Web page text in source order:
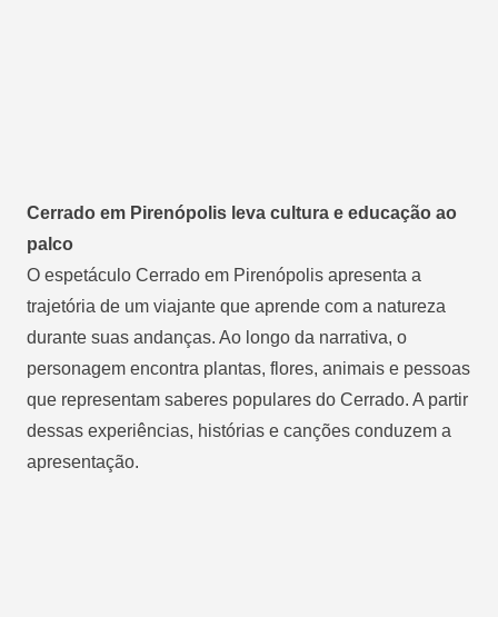
Cerrado em Pirenópolis leva cultura e educação ao
palco
O espetáculo Cerrado em Pirenópolis apresenta a
trajetória de um viajante que aprende com a natureza
durante suas andanças. Ao longo da narrativa, o
personagem encontra plantas, flores, animais e pessoas
que representam saberes populares do Cerrado. A partir
dessas experiências, histórias e canções conduzem a
apresentação.